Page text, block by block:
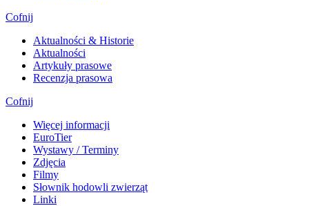
Cofnij
Aktualności & Historie
Aktualności
Artykuły prasowe
Recenzja prasowa
Cofnij
Więcej informacji
EuroTier
Wystawy / Terminy
Zdjęcia
Filmy
Słownik hodowli zwierząt
Linki